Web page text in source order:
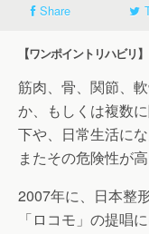
Share
【ワンポイントリハビリ
筋肉、骨、関節、
か、もしくは複数
下や、日常生活に
またその危険性が
2007年に、日本整
「ロコモ」の提唱